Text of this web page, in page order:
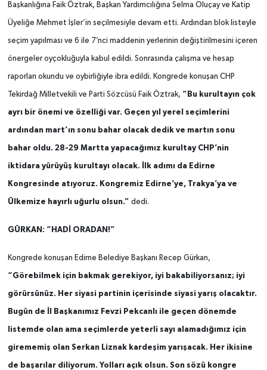
Başkanlığına Faik Öztrak, Başkan Yardımcılığına Selma Oluçay ve Katip
Üyeliğe Mehmet İşler’in seçilmesiyle devam etti. Ardından blok listeyle
seçim yapılması ve 6 ile 7’nci maddenin yerlerinin değiştirilmesini içeren
önergeler oyçokluğuyla kabul edildi. Sonrasında çalışma ve hesap
raporları okundu ve oybirliğiyle ibra edildi. Kongrede konuşan CHP
Tekirdağ Milletvekili ve Parti Sözcüsü Faik Öztrak, “Bu kurultayın çok
ayrı bir önemi ve özelliği var. Geçen yıl yerel seçimlerini
ardından mart’ın sonu bahar olacak dedik ve martın sonu
bahar oldu. 28-29 Martta yapacağımız kurultay CHP’nin
iktidara yürüyüş kurultayı olacak. İlk adımı da Edirne
Kongresinde atıyoruz. Kongremiz Edirne’ye, Trakya’ya ve
Ülkemize hayırlı uğurlu olsun.” dedi.
GÜRKAN: “HADİ ORADAN!”
Kongrede konuşan Edirne Belediye Başkanı Recep Gürkan,
“Görebilmek için bakmak gerekiyor, iyi bakabiliyorsanız; iyi
görürsünüz. Her siyasi partinin içerisinde siyasi yarış olacaktır.
Bugün de İl Başkanımız Fevzi Pekcanlı ile geçen dönemde
listemde olan ama seçimlerde yeterli sayı alamadığımız için
girememiş olan Serkan Liznak kardeşim yarışacak. Her ikisine
de başarılar diliyorum. Yolları açık olsun. Son sözü kongre